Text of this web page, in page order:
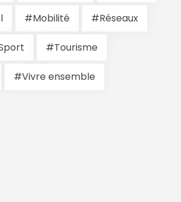
#Mobilité #Réseaux
#Tourisme
#Vivre ensemble